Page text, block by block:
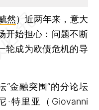
然）近两年来，意大
开始担心：问题不断
轮成为欧债危机的导
融突围”的分论坛
·特里亚（Giovanni